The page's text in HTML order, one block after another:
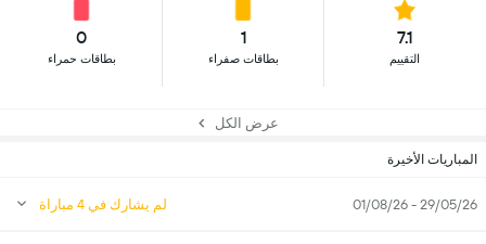
7.1
التقييم
1
بطاقات صفراء
0
بطاقات حمراء
عرض الكل
المباريات الأخيرة
29/05/26 - 01/08/26 لم يشارك في 4 مباراة